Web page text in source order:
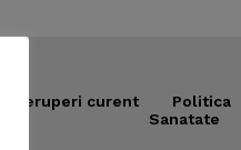
Intreruperi curent Politica
Sanatate